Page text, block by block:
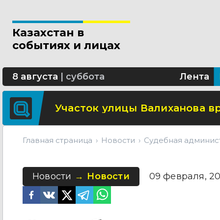
Казахстан в
событиях и лицах
8 августа суббота Лента
Минтранспорта утвердило
СОР и СОЧ планируют
Участок улицы Валиханова
Главная страница Новости Судебная
Новости Новости 09 февраля,